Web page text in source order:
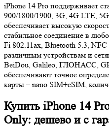
iPhone 14 Pro поддерживает
900/1800/1900, 3G, 4G LTE,
обеспечивает высокую
стабильное соединение в
Fi 802.11ax, Bluetooth 5.3,
различным устройствам и
BeiDou, Galileo, ГЛОНАСС,
обеспечивают точное
карты – nano SIM+eSIM,
Купить iPhone 14
Only: дешево и с